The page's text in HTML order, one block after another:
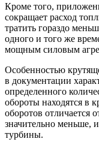
Кроме того,
сокращает расход
тратить гораздо
одного и того же
мощным силовым
Особенностью
в документации
определенного
обороты находятся в
оборотов отличается
значительно меньше,
турбины.